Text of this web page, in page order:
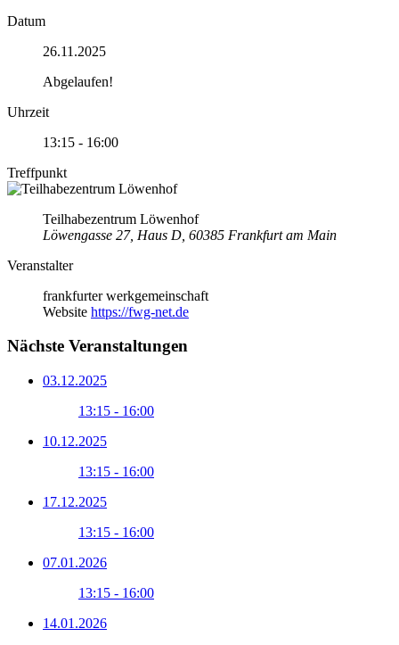
Datum
26.11.2025
Abgelaufen!
Uhrzeit
13:15 - 16:00
Treffpunkt
Teilhabezentrum Löwenhof
Löwengasse 27, Haus D, 60385 Frankfurt am Main
Veranstalter
frankfurter werkgemeinschaft
Website https://fwg-net.de
Nächste Veranstaltungen
03.12.2025
13:15 - 16:00
10.12.2025
13:15 - 16:00
17.12.2025
13:15 - 16:00
07.01.2026
13:15 - 16:00
14.01.2026